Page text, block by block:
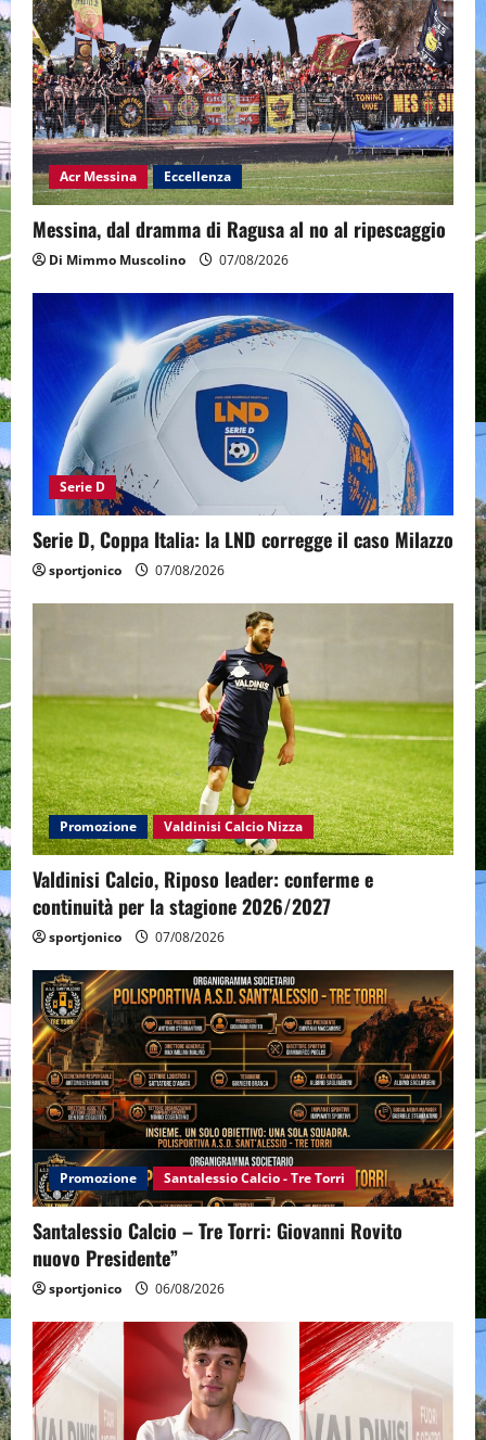
Acr Messina Eccellenza
Messina, dal dramma di Ragusa al no al ripescaggio
Di Mimmo Muscolino 07/08/2026
Serie D
Serie D, Coppa Italia: la LND corregge il caso Milazzo
sportjonico 07/08/2026
Promozione Valdinisi Calcio Nizza
Valdinisi Calcio, Riposo leader: conferme e
continuità per la stagione 2026/2027
sportjonico 07/08/2026
Promozione Santalessio Calcio - Tre Torri
Santalessio Calcio – Tre Torri: Giovanni Rovito
nuovo Presidente”
sportjonico 06/08/2026